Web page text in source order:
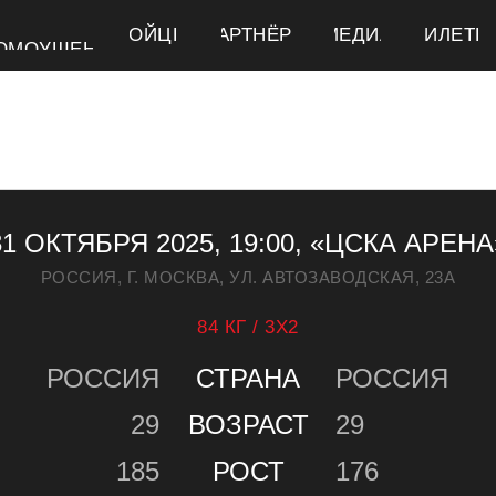
ПАРТНЁРЫ
БОЙЦЫ МЕДИА БИЛЕТЫ
ПАРТНЁРЫ
БОЙЦЫ МЕДИА БИЛЕТЫ
ОКТЯБРЯ 2025, 19:00, «ЦСКА
РОССИЯ, Г. МОСКВА, УЛ. АВТОЗАВОДСКАЯ, 23А
84 КГ / 3Х2
СТРАНА
ВОЗРАСТ
РОСТ
РОССИЯ
29
185
РОССИЯ
29
176